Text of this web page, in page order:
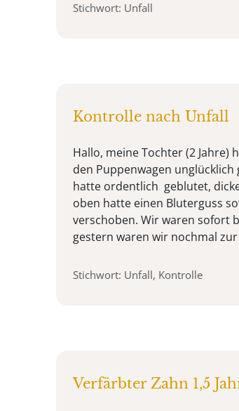
Stichwort: Unfall
Kontrolle nach Unfall
Hallo, meine Tochter (2 Jahre)
den Puppenwagen unglücklich
hatte ordentlich geblutet,
oben hatte einen Bluterguss
verschoben. Wir waren sofort
gestern waren wir nochmal
Stichwort: Unfall, Kontrolle
Verfärbter Zahn 1,5